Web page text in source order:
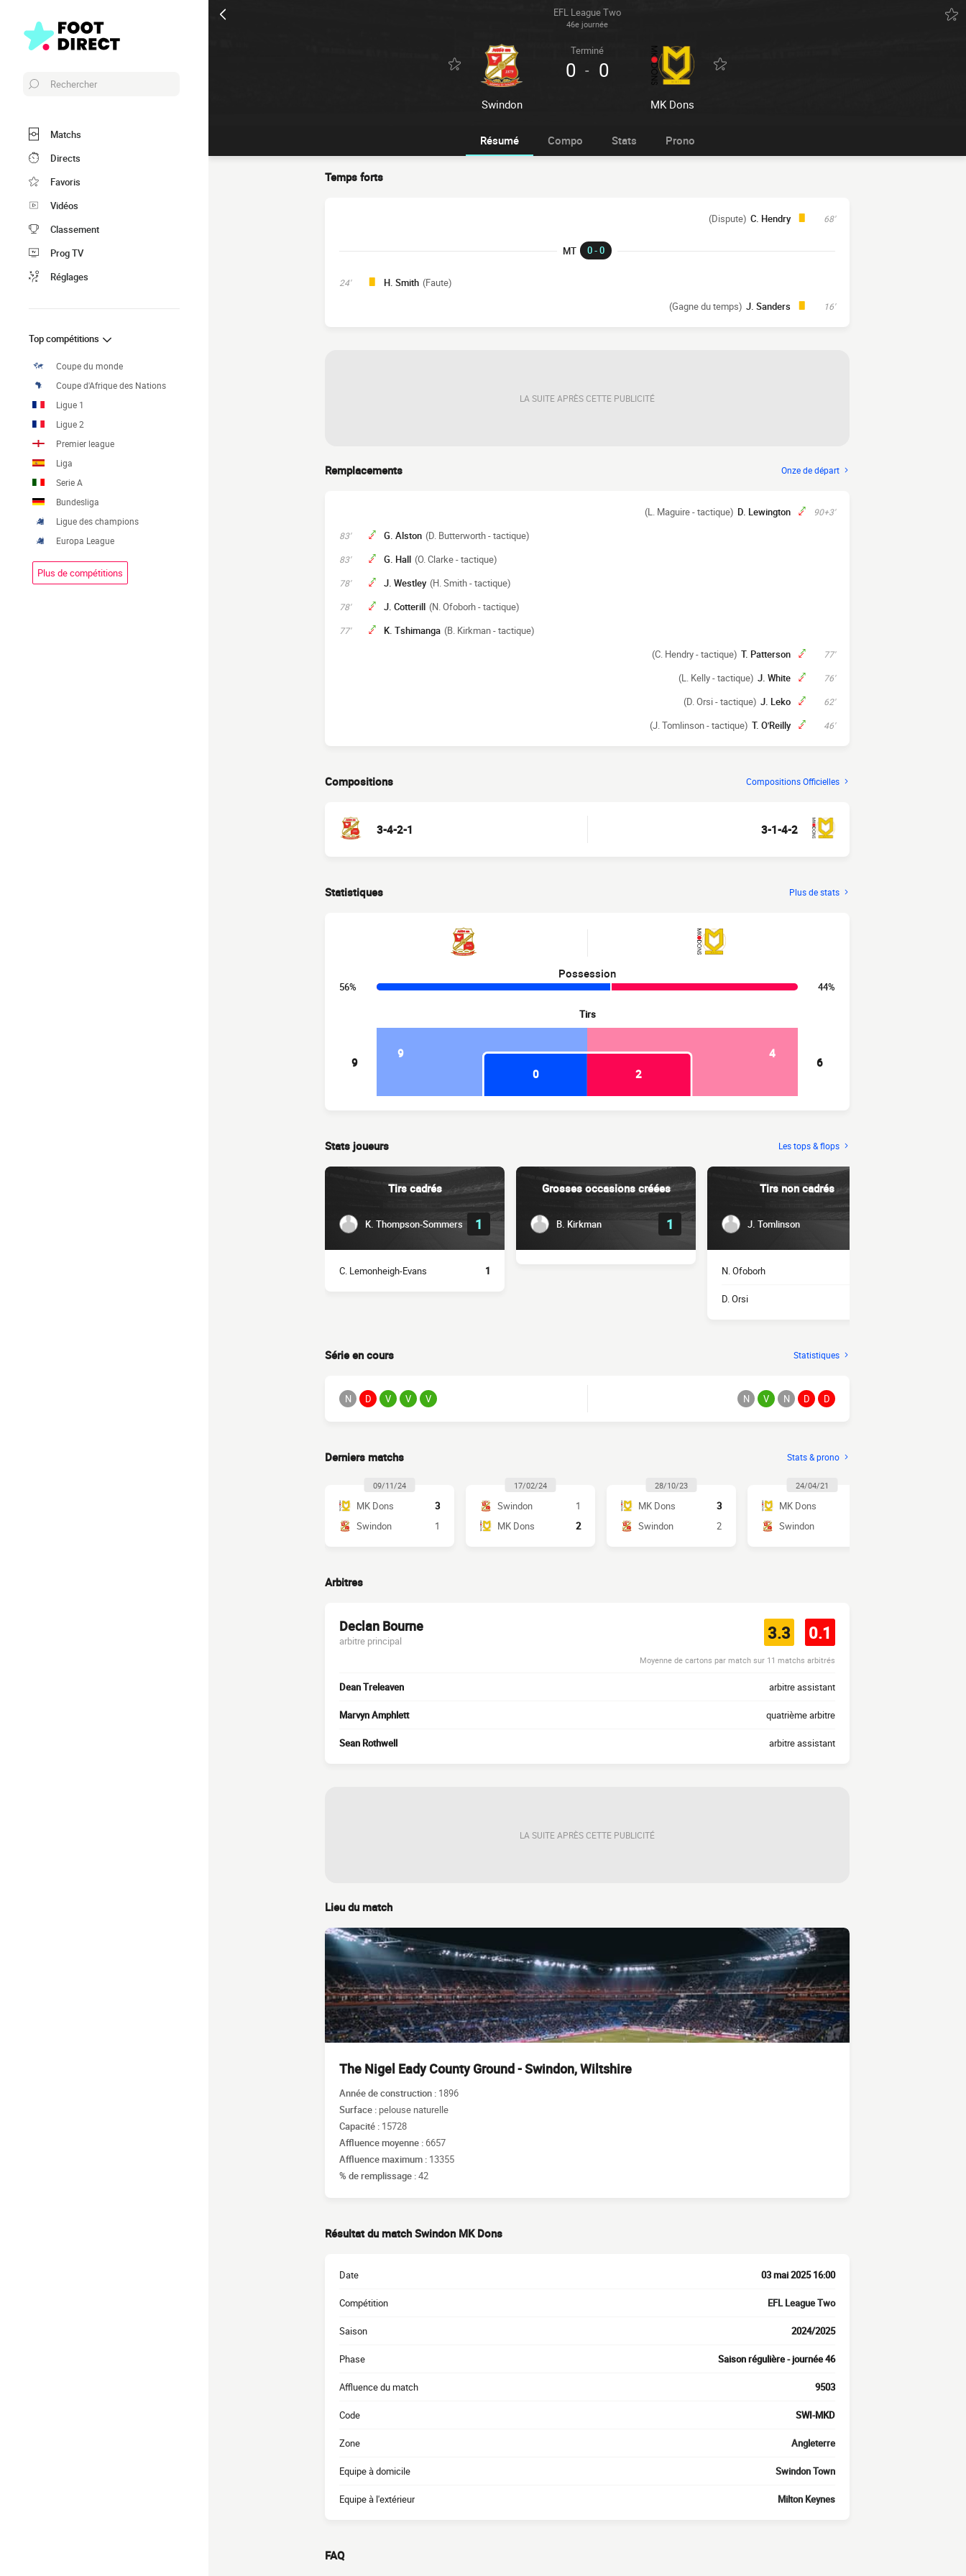
EFL League Two
46e journée
Swindon
Terminé
0 - 0
MK Dons
Rechercher
Matchs
Directs
Favoris
Vidéos
Classement
Prog TV
Réglages
Top compétitions
Coupe du monde
Coupe d'Afrique des Nations
Ligue 1
Ligue 2
Premier league
Liga
Serie A
Bundesliga
Ligue des champions
Europa League
Plus de compétitions
Résumé Compo Stats Prono
Temps forts
68'
C. Hendry
(Dispute)
MT 0 - 0
24' H. Smith (Faute)
16'
J. Sanders
(Gagne du temps)
LA SUITE APRÈS CETTE PUBLICITÉ
Remplacements Onze de départ
90+3'
D. Lewington
(L. Maguire - tactique)
83' G. Alston (D. Butterworth - tactique)
83' G. Hall (O. Clarke - tactique)
78' J. Westley (H. Smith - tactique)
78' J. Cotterill (N. Ofoborh - tactique)
77' K. Tshimanga (B. Kirkman - tactique)
77'
T. Patterson
(C. Hendry - tactique)
76'
J. White
(L. Kelly - tactique)
62'
J. Leko
(D. Orsi - tactique)
46'
T. O'Reilly
(J. Tomlinson - tactique)
Compositions Compositions Officielles
3-4-2-1 3-1-4-2
Statistiques Plus de stats
Possession
56% 44%
Tirs
9
9
4
0
2
6
Stats joueurs Les tops & flops
Tirs cadrés
K. Thompson-Sommers 1
C. Lemonheigh-Evans 1
Grosses occasions créées
B. Kirkman 1
Tirs non cadrés
J. Tomlinson
N. Ofoborh
D. Orsi
Série en cours Statistiques
N D V V V N V N D D
Derniers matchs Stats & prono
09/11/24
MK Dons
3
Swindon
1
17/02/24
Swindon
1
MK Dons
2
28/10/23
MK Dons
3
Swindon
2
24/04/21
MK Dons
Swindon
Arbitres
Declan Bourne
arbitre principal 3.3 0.1
Moyenne de cartons par match sur 11 matchs arbitrés
Dean Treleaven arbitre assistant
Marvyn Amphlett quatrième arbitre
Sean Rothwell arbitre assistant
LA SUITE APRÈS CETTE PUBLICITÉ
Lieu du match
The Nigel Eady County Ground - Swindon, Wiltshire
Année de construction : 1896
Surface : pelouse naturelle
Capacité : 15728
Affluence moyenne :6657
Affluence maximum : 13355
% de remplissage :42
Résultat du match Swindon MK Dons
Date 03 mai 2025 16:00
Compétition EFL League Two
Saison 2024/2025
Phase Saison régulière - journée 46
Affluence du match 9503
Code SWI-MKD
Zone Angleterre
Equipe à domicile Swindon Town
Equipe à l'extérieur Milton Keynes
FAQ